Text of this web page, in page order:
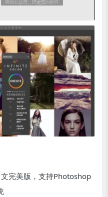
完美版，支持Photoshop